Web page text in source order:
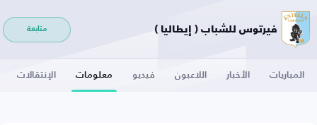
فيرتوس للشباب ( إيطاليا ) متابعة
المباريات الأخبار اللاعبون فيديو معلومات الإنتقالات